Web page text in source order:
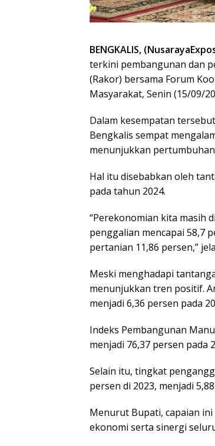
BENGKALIS,
terkini pembangunan dan
(Rakor) bersama Forum
Masyarakat, Senin (15/09/
Dalam kesempatan
Bengkalis sempat
menunjukkan
Hal itu disebabkan oleh
pada tahun 2024.
“Perekonomian kita masih
penggalian mencapai 58,7
pertanian 11,86 persen,”
Meski menghadapi
menunjukkan tren positif.
menjadi 6,36 persen pada
Indeks Pembangunan
menjadi 76,37 persen pada
Selain itu, tingkat
persen di 2023, menjadi
Menurut Bupati, capaian
ekonomi serta sinergi